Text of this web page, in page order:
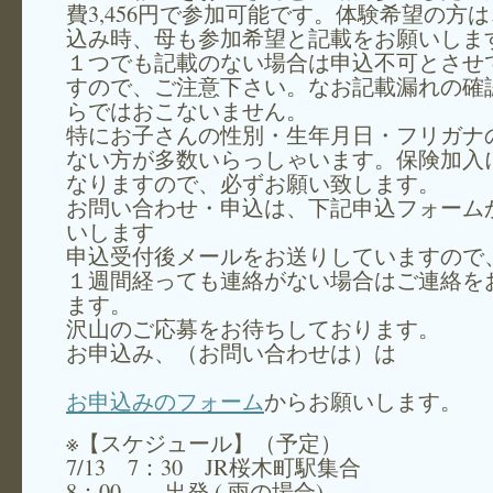
費3,456円で参加可能です。体験希望の方
込み時、母も参加希望と記載をお願いしま
１つでも記載のない場合は申込不可とさせ
すので、ご注意下さい。なお記載漏れの確
らではおこないません。
特にお子さんの性別・生年月日・フリガナ
ない方が多数いらっしゃいます。保険加入
なりますので、必ずお願い致します。
お問い合わせ・申込は、下記申込フォーム
いします
申込受付後メールをお送りしていますので
１週間経っても連絡がない場合はご連絡を
ます。
沢山のご応募をお待ちしております。
お申込み、（お問い合わせは）は
お申込みのフォームからお願いします。
※【スケジュール】（予定）
7/13 7：30 JR桜木町駅集合